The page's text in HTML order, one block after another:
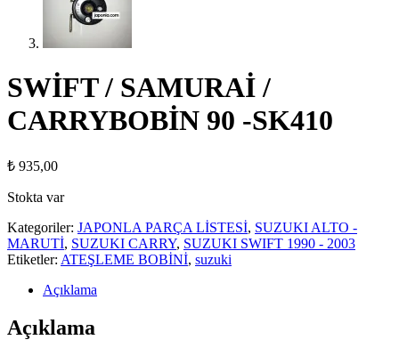
SWİFT / SAMURAİ /
CARRYBOBİN 90 -SK410
₺ 935,00
Stokta var
Kategoriler: JAPONLA PARÇA LİSTESİ, SUZUKI ALTO -
MARUTİ, SUZUKI CARRY, SUZUKI SWIFT 1990 - 2003
Etiketler: ATEŞLEME BOBİNİ, suzuki
Açıklama
Açıklama